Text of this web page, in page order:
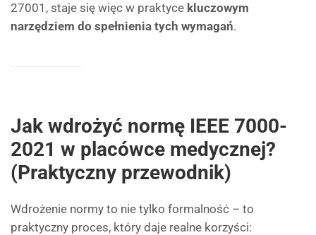
27001, staje się więc w praktyce kluczowym
narzędziem do spełnienia tych wymagań.
Jak wdrożyć normę IEEE 7000-
2021 w placówce medycznej?
(Praktyczny przewodnik)
Wdrożenie normy to nie tylko formalność – to
praktyczny proces, który daje realne korzyści: